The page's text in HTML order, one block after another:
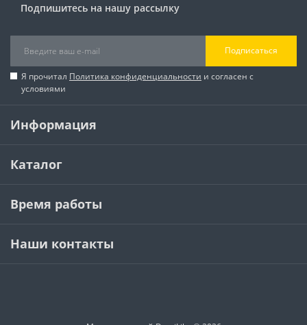
Подпишитесь на нашу рассылку
Подписаться
Я прочитал Политика конфиденциальности и согласен с
условиями
Информация
Каталог
Время работы
Наши контакты